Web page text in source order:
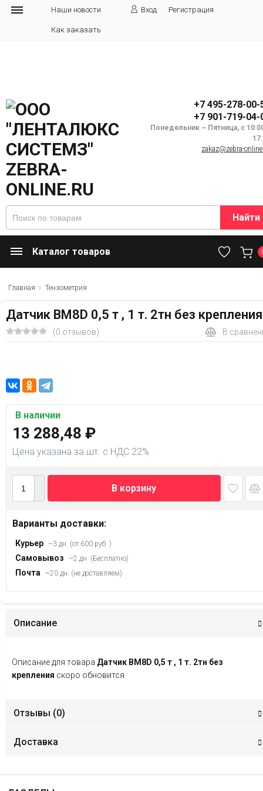
Наши новости Вход Регистрация
Как заказать
+7 495-278-00-
+7 901-719-04-
Понедельник ~ Пятница, с
zakaz@zebra-
Найти
Каталог товаров
Главная Тензометрия
Датчик BM8D 0,5 т , 1 т. 2тн без крепления
(0 отзывов) В
В наличии
13 288,48 ₽
Цена указана за шт. с НДС 22%
В корзину
Варианты доставки:
Курьер ~3 дн. (от 600 руб. )
Самовывоз ~2 дн. (Бесплатно)
Почта ~20 дн. (не доставляем)
Описание
Описание для товара Датчик BM8D 0,5 т , 1 т. 2тн без
крепления скоро обновится
Отзывы (0)
Доставка